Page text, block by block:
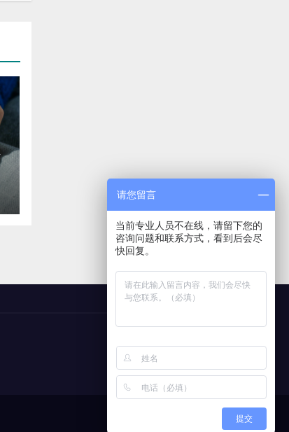
请您留言
当前专业人员不在线，请留下您的
咨询问题和联系方式，看到后会尽
快回复。
提交